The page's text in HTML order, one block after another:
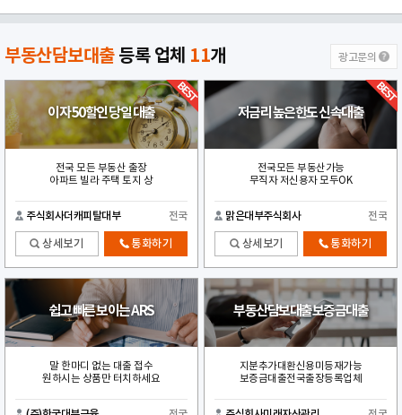
부동산담보대출등록 업체 11개 광고문의
이자 50할인 당일 대출
전국 모든 부동산 출장
아파트 빌라 주택 토지 상
주식회사더캐피탈대부 전국
상세보기 통화하기
저금리 높은한도 신속대출
전국모든 부동산가능
무직자 저신용자 모두OK
맑은대부주식회사 전국
상세보기 통화하기
쉽고 빠른 보이는 ARS
말 한마디 없는 대출 접수
원하시는 상품만 터치하세요
부동산담보대출보증금대출
지분추가대환신용미등재가능
보증금대출전국출장등록업체